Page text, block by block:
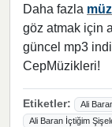
Daha fazla
göz atmak için
güncel mp3
CepMüzikleri!
Etiketler: Ali
Ali Baran İçtiğim